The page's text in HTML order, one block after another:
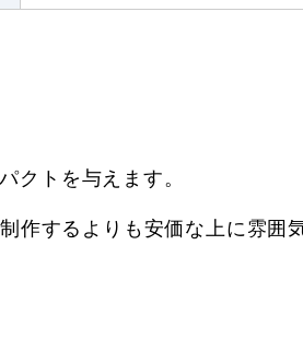
クトを与えます。
作するよりも安価な上に雰囲